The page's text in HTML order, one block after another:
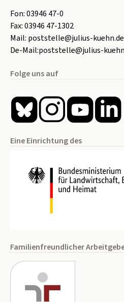
Fon:03946 47-0
Fax:03946 47-1302
Mail: poststelle@julius-kuehn.de
De-Mail:poststelle@julius-
Folge uns auf
Eine Einrichtung des
Familienfreundlicher